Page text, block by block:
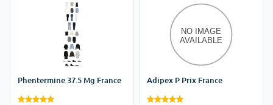
Phentermine 37.5 Mg France Adipex P Prix France